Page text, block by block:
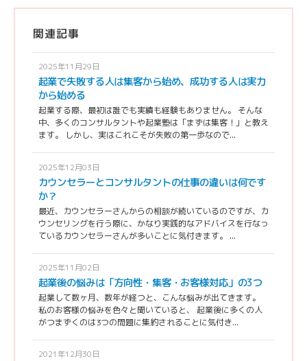
関連記事
2025年11月29日
起業で失敗する人は集客から始め、成功する人は実力
から始める
起業する際、最初は誰でも実績も経験もありません。 そんな
中、多くのコンサルタントや起業塾は「まずは集客！」と教え
ます。 しかし、実はこれこそが失敗の第一歩なので...
2025年12月03日
カウンセラーとコンサルタントの仕事の違いは何です
か？
最近、カウンセラーさんからの相談が続いているのですが、カ
ウンセリングを行う際に、かなり実践的なアドバイスを行なっ
ているカウンセラーさんが多いことに気付きます。 ...
2025年11月02日
起業後の悩みは「方向性・集客・お客様対応」の3つ
起業して数ヶ月、数年が経つと、こんな悩みが出てきます。
私のお客様の悩みを色々と聞いていると、 起業後に多くの人
がつまずくのは3つの問題に集約されることに気付き...
2021年12月30日